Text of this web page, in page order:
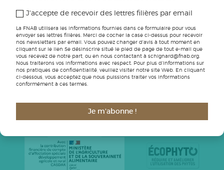
Nos partenaires
J'accepte de recevoir des lettres filières par email
La FNAB utilisera les informations fournies dans ce formulaire pour vous
envoyer ses lettres filières. Merci de cocher la case ci-dessus pour recevoir
nos newsletters par email. Vous pouvez changer d'avis à tout moment en
cliquant sur le lien Se désinscrire situé le pied de page de tout e-mail que
vous recevez de notre part, ou en nous contactant à schignard@fnab.org.
Nous traiterons vos informations avec respect. Pour plus d'informations sur
nos pratiques de confidentialité, veuillez visiter notre site Web. En cliquant
ci-dessous, vous acceptez que nous puissions traiter vos informations
conformément à ces termes.
Je m'abonne !